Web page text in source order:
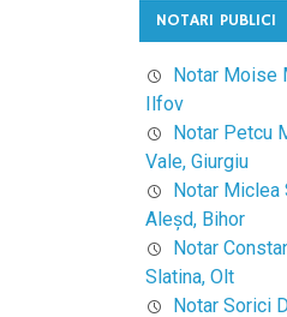
NOTARI PUBLICI
Notar Moise
Ilfov
Notar Petcu
Vale, Giurgiu
Notar Miclea
Aleşd, Bihor
Notar
Slatina, Olt
Notar Sorici